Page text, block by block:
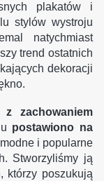
plakatów i
stylów wystroju
natychmiast
trend ostatnich
dekoracji
z zachowaniem
postawiono na
i popularne
Stworzyliśmy ją
którzy poszukują